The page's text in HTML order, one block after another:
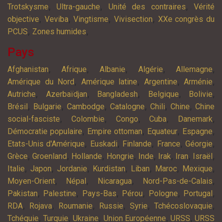
Trotskysme,Ultra-gauche, Unité des contraires,Vérité
objective, Veviba,Vingtisme,Vivisection, XXe congrès du
PCUS, Zones humides,
Pays
Afghanistan, Afrique, Albanie, Algérie, Allemagne,
Amérique du Nord , Amérique latine, Argentine, Arménie,
Autriche, Azerbaïdjan, Bangladesh, Belgique, Bolivie,
Brésil , Bulgarie, Cambodge, Catalogne, Chili, Chine, Chine
social-fasciste, Colombie, Congo,Cuba, Danemark,
Démocratie populaire, Empire ottoman, Equateur, Espagne,
Etats-Unis d'Amérique, Euskadi, Finlande, France,Géorgie,
Grèce, Groenland , Hollande, Hongrie, Inde, Irak, Iran, Israël ,
Italie, Japon, Jordanie, Kurdistan, Liban, Maroc, Mexique,
Moyen-Orient, Népal , Nicaragua, Nord-Pas-de-Calais,
Pakistan, Palestine, Pays-Bas, Pérou, Pologne, Portugal ,
RDA, Rojava, Roumanie, Russie, Syrie, Tchécoslovaquie,
Tchéquie,Turquie,Ukraine, Union Européenne, URSS,URSS